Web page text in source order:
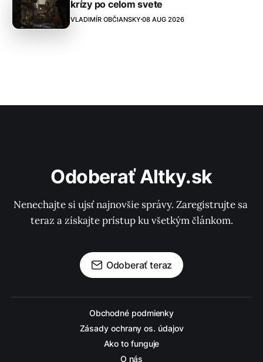
krízy po celom svete
VLADIMÍR OBČIANSKY 08 AUG 2026
Odoberať Altky.sk
Nenechajte si ujsť najnovšie správy. Zaregistrujte sa
teraz a získajte prístup ku všetkým článkom.
Odoberať teraz
Obchodné podmienky
Zásady ochrany os. údajov
Ako to funguje
O nás